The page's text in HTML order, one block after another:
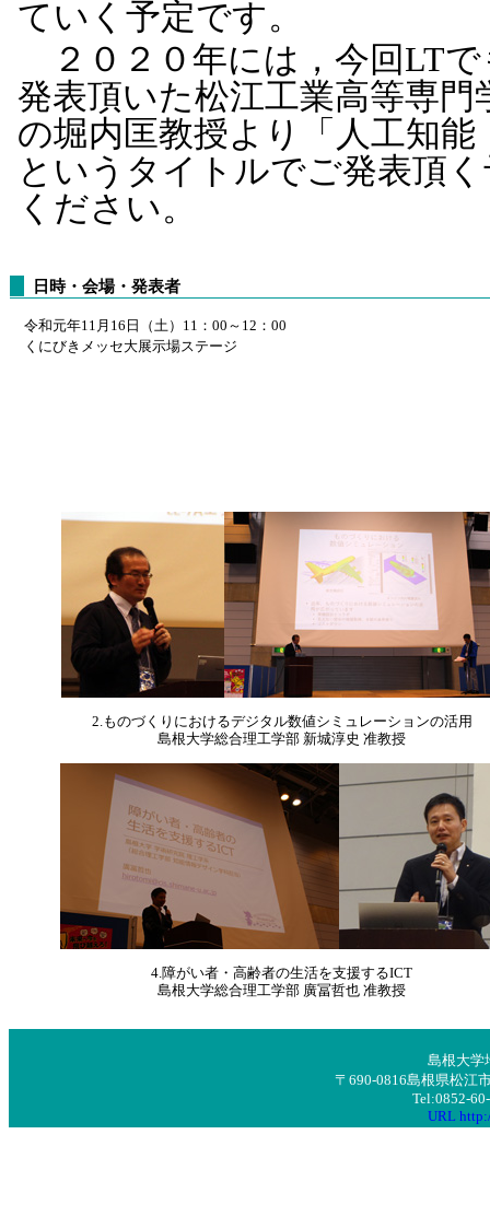
ていく予定です。
２０２０年には，今回LTで
発表頂いた松江工業高等専門
の堀内匡教授より「人工知
というタイトルでご発表頂
ください。
日時・会場・発表者
令和元年11月16日（土）11：00～12：00
くにびきメッセ大展示場ステージ
2.ものづくりにおけるデジタル数値シミュレーションの活用
島根大学総合理工学部 新城淳史 准教授
4.障がい者・高齢者の生活を支援するICT
島根大学総合理工学部 廣冨哲也 准教授
島根大学
〒690-0816島根県松江
Tel:0852-
URL